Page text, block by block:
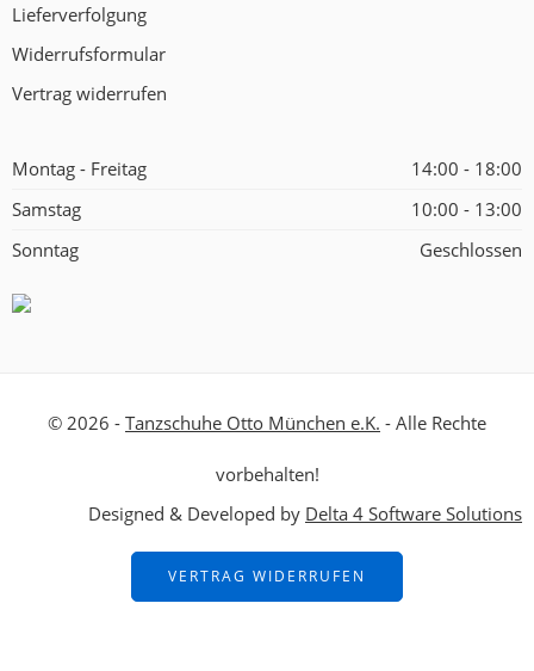
Lieferverfolgung
Widerrufsformular
Vertrag widerrufen
Montag - Freitag
14:00 - 18:00
Samstag
10:00 - 13:00
Sonntag
Geschlossen
© 2026 - Tanzschuhe Otto München e.K. - Alle Rechte
vorbehalten!
Designed & Developed by Delta 4 Software Solutions
VERTRAG WIDERRUFEN